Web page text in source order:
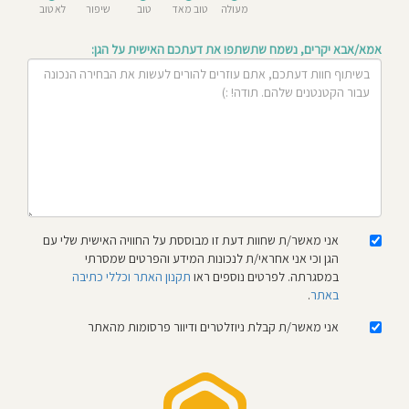
מעולה טוב מאד טוב
שיפור
לא טוב
אמא/אבא יקרים, נשמח שתשתפו את דעתכם האישית על הגן:
אני מאשר/ת שחוות דעת זו מבוססת על החוויה האישית שלי עם
הגן וכי אני אחראי/ת לנכונות המידע והפרטים שמסרתי
במסגרתה. לפרטים נוספים ראו תקנון האתר וכללי כתיבה
באתר.
אני מאשר/ת קבלת ניוזלטרים ודיוור פרסומות מהאתר